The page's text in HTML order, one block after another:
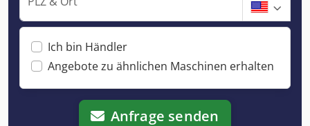
Ich bin Händler
Angebote zu ähnlichen Maschinen erhalten
Anfrage senden